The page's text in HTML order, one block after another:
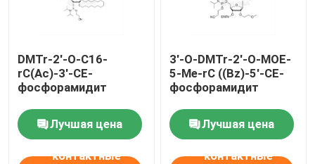
DMTr-2'-O-C16-
rC(Ac)-3'-CE-
фосфорамидит
Лучшая цена
контактные
3'-O-DMTr-2'-O-MOE-
5-Me-rC ((Bz)-5'-CE-
фосфорамидит
Лучшая цена
контактные